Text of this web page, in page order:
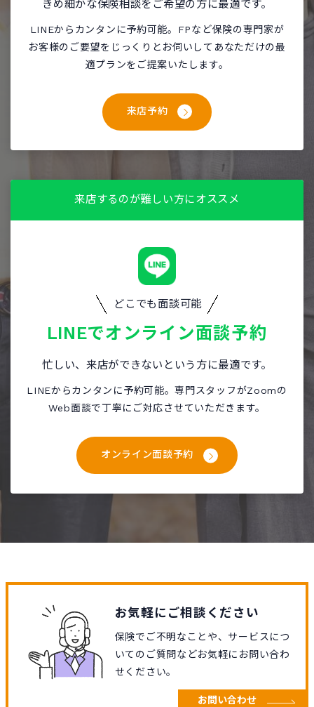
きめ細かな保険相談をご希望の方に最適です。
LINEからカンタンに予約可能。FPなど保険の専門家が
お客様のご要望をじっくりとお伺いしてあなただけの最
適プランをご提案いたします。
来店予約
来店するのが難しい方にオススメ
どこでも面談可能
LINEでオンライン面談予約
忙しい、来店ができないという方に最適です。
LINEからカンタンに予約可能。専門スタッフがZoomの
Web面談で丁寧にご対応させていただきます。
オンライン面談予約
お気軽にご相談ください
保険でご不明なことや、サービスにつ
いてのご質問などお気軽にお問い合わ
せください。
お問い合わせ